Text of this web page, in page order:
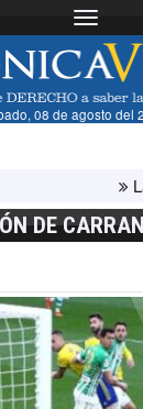
Toggle
08 de agosto del
La
DE